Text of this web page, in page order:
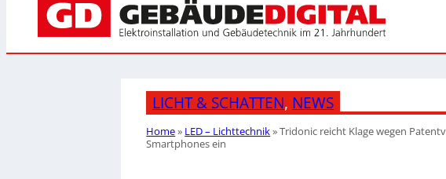
LICHT & SCHATTEN, NEWS
Home» LED – Lichttechnik»Tridonic reicht Klage wegen
Smartphones ein